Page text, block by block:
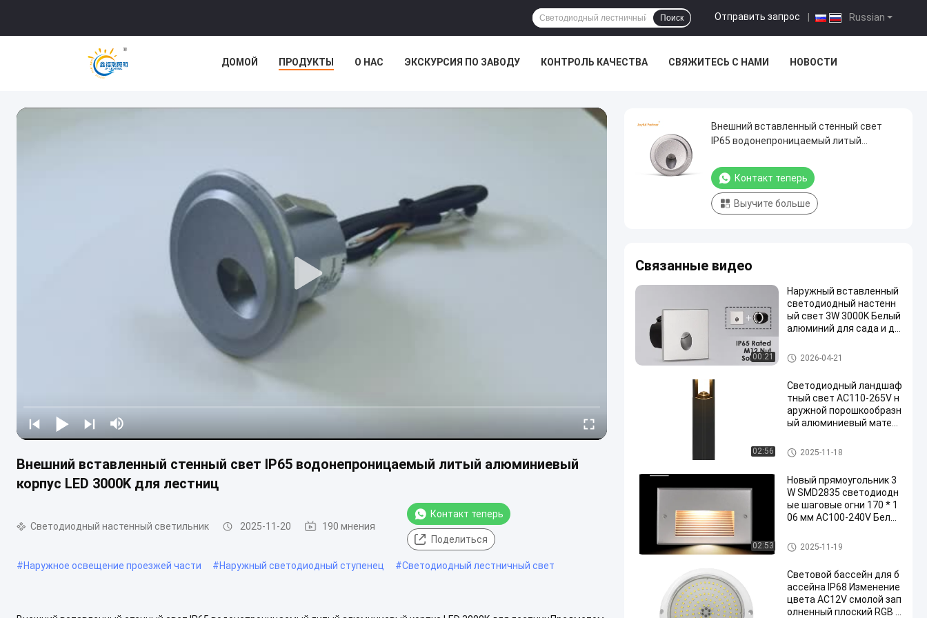
Russian
Отправить запрос
Поиск
ДОМОЙ ПРОДУКТЫ О НАС ЭКСКУРСИЯ ПО ЗАВОДУ КОНТРОЛЬ КАЧЕСТВА СВЯЖИТЕСЬ С НАМИ НОВОСТИ
Внешний вставленный стенный свет IP65 водонепроницаемый литый алюминиевый
корпус LED 3000K для лестниц
Светодиодный настенный светильник 2025-11-20 190 мнения
Контакт теперь
Поделиться
#Наружное освещение проезжей части #Наружный светодиодный ступенец #Светодиодный лестничный свет
Внешний вставленный стенный свет
IP65 водонепроницаемый литый
лестниц
Контакт теперь
Выучите больше
Связанные видео
00:21
Наружный вставленный
светодиодный настенн
ый свет 3W 3000K Белый
алюминий для сада и дв
Светодиодный настенный св
етильник
2026-04-21
02:56
Светодиодный ландшаф
тный свет AC110-265V н
аружной порошкообразн
ый алюминиевый матер
ярный свет наружной
Светодиодный газонный све
т
2025-11-18
02:53
Новый прямоугольник 3
W SMD2835 светодиодн
ые шаговые огни 170 * 1
06 мм AC100-240V Белы
Светодиодный настенный св
етильник
2025-11-19
Световой бассейн для б
ассейна IP68 Изменение
цвета AC12V смолой зап
олненный плоский RGB D